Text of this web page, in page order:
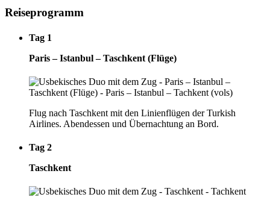
Reiseprogramm
Tag 1
Paris – Istanbul – Taschkent (Flüge)
Flug nach Taschkent mit den Linienflügen der Turkish
Airlines. Abendessen und Übernachtung an Bord.
Tag 2
Taschkent